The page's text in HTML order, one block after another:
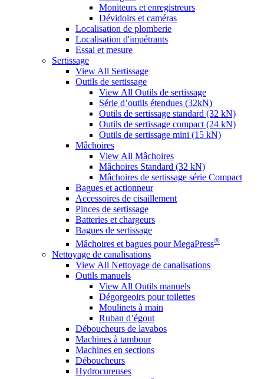
Moniteurs et enregistreurs
Dévidoirs et caméras
Localisation de plomberie
Localisation d'impétrants
Essai et mesure
Sertissage
View All Sertissage
Outils de sertissage
View All Outils de sertissage
Série d’outils étendues (32kN)
Outils de sertissage standard (32 kN)
Outils de sertissage compact (24 kN)
Outils de sertissage mini (15 kN)
Mâchoires
View All Mâchoires
Mâchoires Standard (32 kN)
Mâchoires de sertissage série Compact
Bagues et actionneur
Accessoires de cisaillement
Pinces de sertissage
Batteries et chargeurs
Bagues de sertissage
Mâchoires et bagues pour MegaPress®
Nettoyage de canalisations
View All Nettoyage de canalisations
Outils manuels
View All Outils manuels
Dégorgeoirs pour toilettes
Moulinets à main
Ruban d’égout
Déboucheurs de lavabos
Machines à tambour
Machines en sections
Déboucheurs
Hydrocureuses